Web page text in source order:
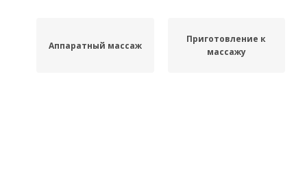
Аппаратный массаж
Приготовление к
массажу